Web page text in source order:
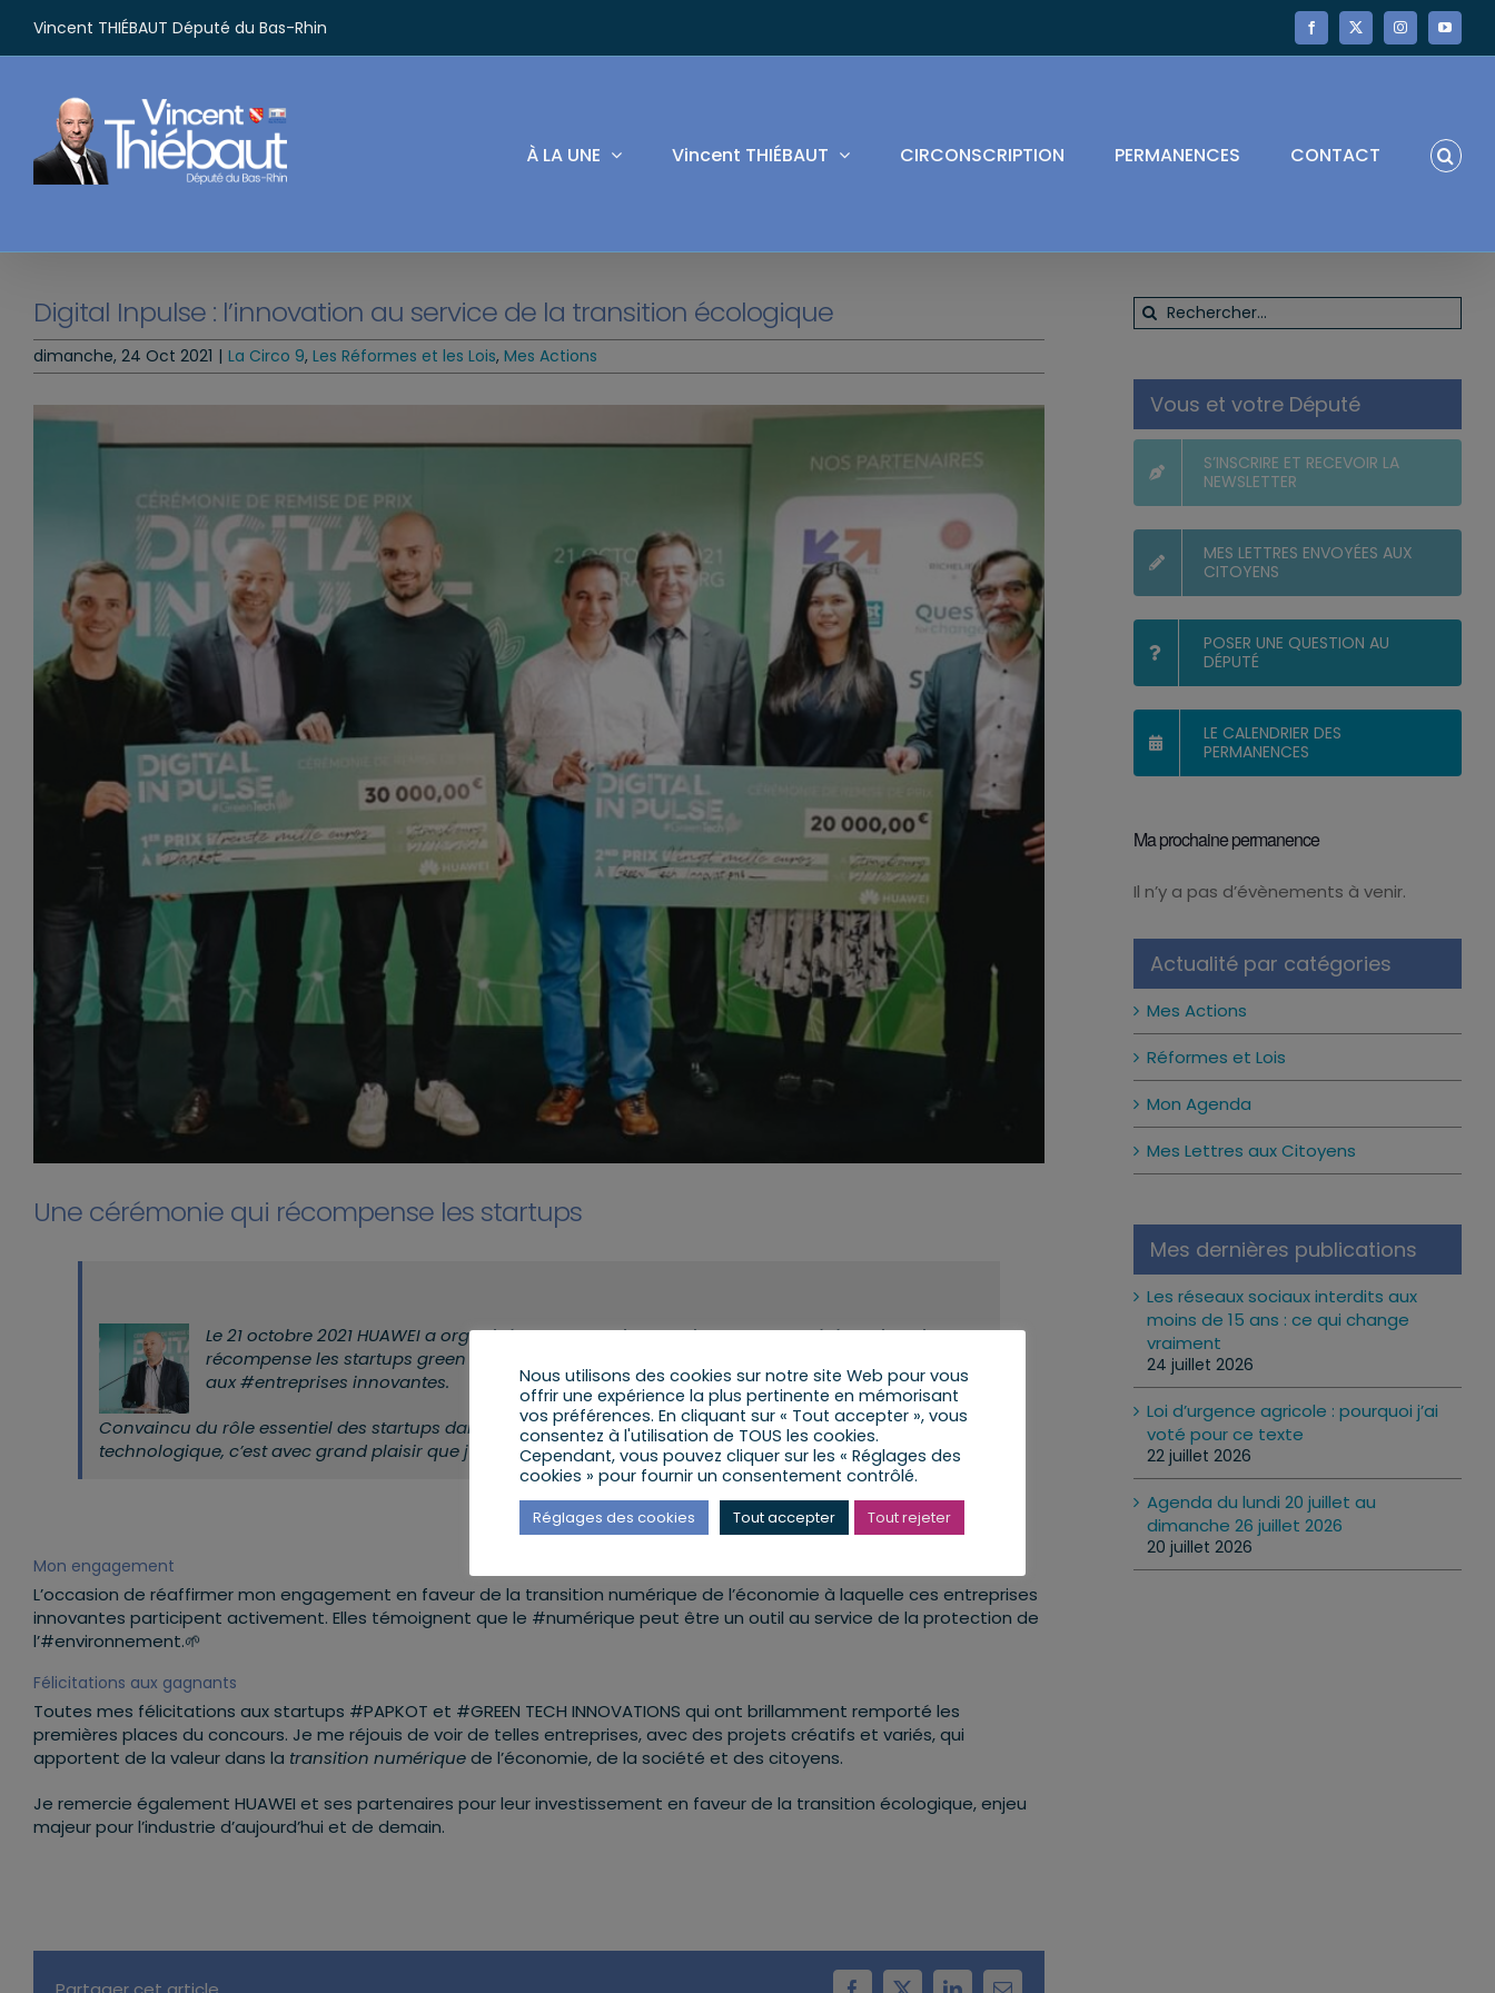
contenu
Vincent THIÉBAUT Député du Bas-Rhin Facebook
X InstagramYouTube
À LA UNE Vincent THIÉBAUT CIRCONSCRIPTION PERMANENCES CONTACT
Digital Inpulse : l’innovation au service de la transition écologique
dimanche, 24 Oct 2021 | La Circo 9, Les Réformes et les Lois, Mes Actions
Une cérémonie qui récompense les startups
Le 21 octobre 2021 HUAWEI a organisé, en partenariat avec le SEMIA, une cérémonie qui
récompense les startups green tech dans le cadre du programme « Digital Pulse » en soutien
aux #entreprises innovantes.
Convaincu du rôle essentiel des startups dans la dynamisation de l’écosystème d’innovation
technologique, c’est avec grand plaisir que j’ai participé à cet événement.
Mon engagement
L’occasion de réaffirmer mon engagement en faveur de la transition numérique de l’économie à laquelle ces entreprises
innovantes participent activement. Elles témoignent que le #numérique peut être un outil au service de la protection de
l’#environnement.🌱
Félicitations aux gagnants
Toutes mes félicitations aux startups #PAPKOT et #GREEN TECH INNOVATIONS qui ont brillamment remporté les
premières places du concours. Je me réjouis de voir de telles entreprises, avec des projets créatifs et variés, qui
apportent de la valeur dans la transition numériquede l’économie, de la société et des citoyens.
Je remercie également HUAWEI et ses partenaires pour leur investissement en faveur de la transition écologique, enjeu
majeur pour l’industrie d’aujourd’hui et de demain.
Rechercher:
Vous et votre Député
S’INSCRIRE ET RECEVOIR LA
NEWSLETTER
MES LETTRES ENVOYÉES AUX
CITOYENS
POSER UNE QUESTION AU
DÉPUTÉ
LE CALENDRIER DES
PERMANENCES
Ma prochaine permanence
Notice
Il n’y a pas d’évènements à venir.
Actualité par catégories
Mes Actions
Réformes et Lois
Mon Agenda
Mes Lettres aux Citoyens
Mes dernières publications
Les réseaux sociaux interdits aux
moins de 15 ans : ce qui change
vraiment
24 juillet 2026
Loi d’urgence agricole : pourquoi j’ai
voté pour ce texte
22 juillet 2026
Agenda du lundi 20 juillet au
dimanche 26 juillet 2026
20 juillet 2026
Nous utilisons des cookies sur notre site Web pour vous
offrir une expérience la plus pertinente en mémorisant
vos préférences. En cliquant sur « Tout accepter », vous
consentez à l'utilisation de TOUS les cookies.
Cependant, vous pouvez cliquer sur les « Réglages des
cookies » pour fournir un consentement contrôlé.
Réglages des cookies Tout accepter Tout rejeter